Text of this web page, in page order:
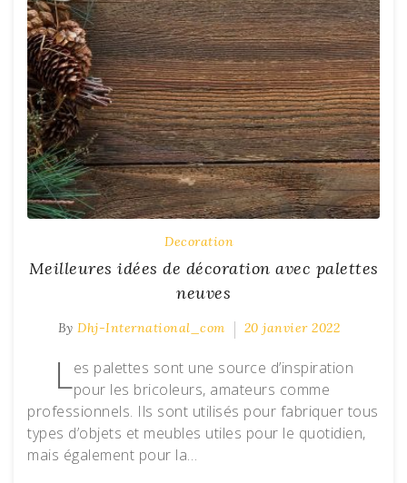
Decoration
Meilleures idées de décoration avec palettes
neuves
ByDhj-International_com 20 janvier 2022
Les palettes sont une source d’inspiration
pour les bricoleurs, amateurs comme
professionnels. Ils sont utilisés pour fabriquer tous
types d’objets et meubles utiles pour le quotidien,
mais également pour la…